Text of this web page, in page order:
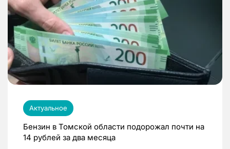
Актуальное
Бензин в Томской области подорожал почти на
14 рублей за два месяца